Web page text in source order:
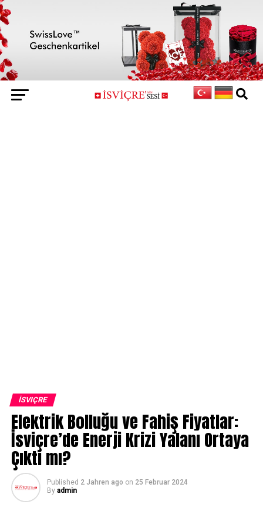
İSVIÇRE
Elektrik Bolluğu ve Fahiş Fiyatlar:
İsviçre’de Enerji Krizi Yalanı Ortaya
Çıktı mı?
Published 2 Jahren ago on 25 Februar 2024
By admin